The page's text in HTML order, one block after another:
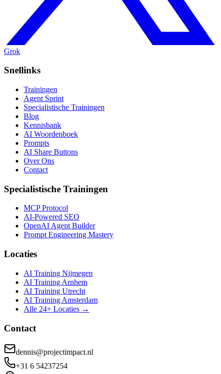
Grok
Snellinks
Trainingen
Agent Sprint
Specialistische Trainingen
Blog
Kennisbank
AI Woordenboek
Prompts
AI Share Buttons
Over Ons
Contact
Specialistische Trainingen
MCP Protocol
AI-Powered SEO
OpenAI Agent Builder
Prompt Engineering Mastery
Locaties
AI Training Nijmegen
AI Training Arnhem
AI Training Utrecht
AI Training Amsterdam
Alle 24+ Locaties →
Contact
dennis@projectimpact.nl
+31 6 54237254